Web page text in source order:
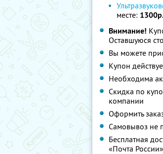
месте:
Внимание!
Оставшуюся
Вы можете
Купон
Необходима
Скидка по
компании
Оформить
Самовывоз не
Бесплатная
«Почта России»